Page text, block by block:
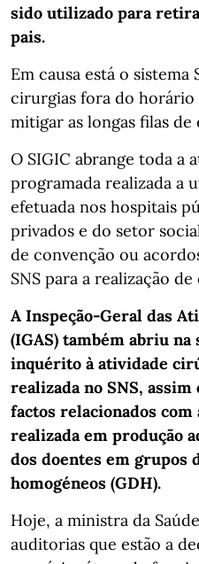
sido utilizado para
pais.
Em causa está o
cirurgias fora do horário
mitigar as longas filas de
O SIGIC abrange toda a
programada realizada a
efetuada nos hospitais
privados e do setor
de convenção ou
SNS para a realização
A Inspeção-Geral das
(IGAS) também abriu
inquérito à atividade
realizada no SNS,
factos relacionados
realizada em produção
dos doentes em grupos
homogéneos (GDH).
Hoje, a ministra da
auditorias que estão a